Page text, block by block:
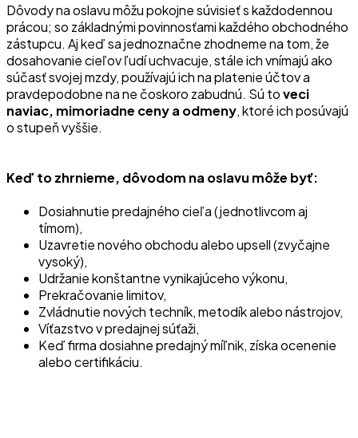
Dôvody na oslavu môžu pokojne súvisieť s každodennou
prácou; so základnými povinnosťami každého obchodného
zástupcu. Aj keď sa jednoznačne zhodneme na tom, že
dosahovanie cieľov ľudí uchvacuje, stále ich vnímajú ako
súčasť svojej mzdy, používajú ich na platenie účtov a
pravdepodobne na ne čoskoro zabudnú. Sú toveci
naviac, mimoriadne ceny a odmeny, ktoré ich posúvajú
o stupeň vyššie.
Keď to zhrnieme, dôvodom na oslavu môže byť:
Dosiahnutie predajného cieľa (jednotlivcom aj
tímom),
Uzavretie nového obchodu alebo upsell (zvyčajne
vysoký),
Udržanie konštantne vynikajúceho výkonu,
Prekračovanie limitov,
Zvládnutie nových techník, metodík alebo nástrojov,
Víťazstvo v predajnej súťaži,
Keď firma dosiahne predajný míľnik, získa ocenenie
alebo certifikáciu.